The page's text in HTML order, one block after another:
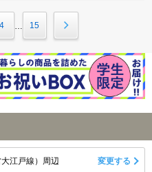
4 15
江戸線）周辺 変更する